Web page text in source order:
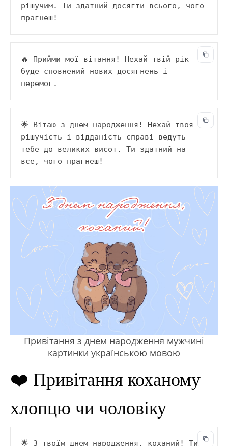
рішучим. Ти здатний досягти всього, чого
прагнеш!
🔥 Прийми мої вітання! Нехай твій рік
буде сповнений нових досягнень і
перемог.
🌟 Вітаю з днем народження! Нехай твоя
рішучість і відданість справі ведуть
тебе до великих висот. Ти здатний на
все, чого прагнеш!
Привітання з днем народження мужчині
картинки українською мовою
❤️ Привітання коханому
хлопцю чи чоловіку
🌟 З твоїм днем народження, коханий! Ти —